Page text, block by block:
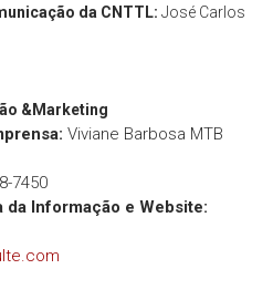
da CNTTL: José Carlos
&Marketing
Viviane Barbosa MTB
7450
Informação e Website: